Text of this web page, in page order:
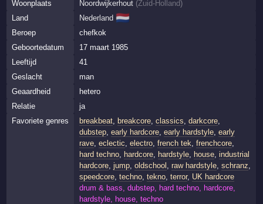
Woonplaats
Noordwijkerhout (Zuid-Holland)
Land
Nederland 🇳🇱
Beroep
chefkok
Geboortedatum
17 maart 1985
Leeftijd
41
Geslacht
man
Geaardheid
hetero
Relatie
ja
Favoriete genres
breakbeat, breakcore, classics darkcore,
dubstep, early hardcore, early hardstyle, early
rave, eclectic electro, french tek frenchcore,
hard techno, hardcore, hardstyle, house, industrial
hardcore, jump, oldschool raw hardstyle, schranz
speedcore, techno, tekno, terror, UK hardcore
drum & bass, dubstep, hard techno, hardcore,
hardstyle, house, techno